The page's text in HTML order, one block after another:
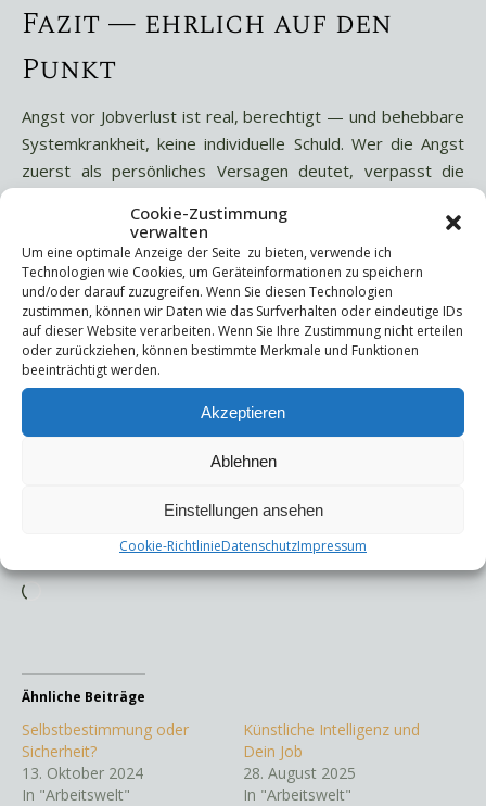
Cookie-Zustimmung
verwalten
Um eine optimale Anzeige der Seite zu bieten, verwende ich
Technologien wie Cookies, um Geräteinformationen zu speichern
und/oder darauf zuzugreifen. Wenn Sie diesen Technologien
zustimmen, können wir Daten wie das Surfverhalten oder eindeutige IDs
auf dieser Website verarbeiten. Wenn Sie Ihre Zustimmung nicht erteilen
oder zurückziehen, können bestimmte Merkmale und Funktionen
beeinträchtigt werden.
Akzeptieren
Ablehnen
Einstellungen ansehen
Cookie-RichtlinieDatenschutzImpressum
Fazit — ehrlich auf den
Punkt
Angst vor Jobverlust ist real, berechtigt — und behebbare
Systemkrankheit, keine individuelle Schuld. Wer die Angst
zuerst als persönliches Versagen deutet, verpasst die
Coaching schafft genau den Rahmen, in dem Ängste
ausgesprochen,-strukturiert und in konkrete Schritte
überführt werden können.
Schreib mir eineNachricht, wenn du den 1-seitigen
Leitfaden „8 Fragen zu Jobunsicherheit“ erhalten möchtest
oder sehen möchtest ob Coaching dir oder deinem Team
Ähnliche Beiträge
Selbstbestimmung oder
Sicherheit?
13. Oktober 2024
In "Arbeitswelt"
Künstliche Intelligenz und
Dein Job
28. August 2025
In "Arbeitswelt"